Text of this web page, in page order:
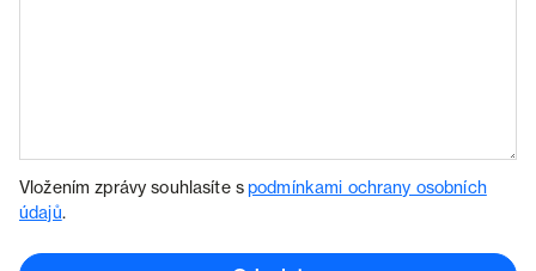
Vložením zprávy souhlasíte spodmínkami ochrany osobních
údajů.